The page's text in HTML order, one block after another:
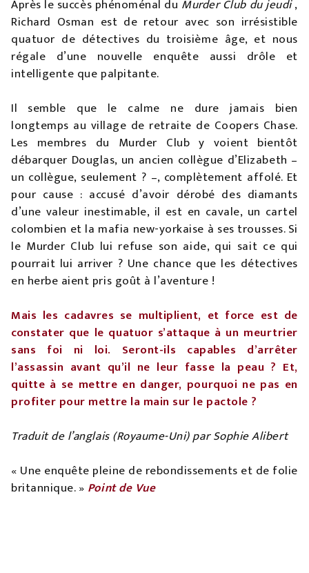
Après le succès phénoménal du Murder Club du jeudi,
Richard Osman est de retour avec son irrésistible
quatuor de détectives du troisième âge, et nous
régale d’une nouvelle enquête aussi drôle et
intelligente que palpitante.
Il semble que le calme ne dure jamais bien
longtemps au village de retraite de Coopers Chase.
Les membres du Murder Club y voient bientôt
débarquer Douglas, un ancien collègue d’Elizabeth –
un collègue, seulement ? –, complètement affolé. Et
pour cause : accusé d’avoir dérobé des diamants
d’une valeur inestimable, il est en cavale, un cartel
colombien et la mafia new-yorkaise à ses trousses. Si
le Murder Club lui refuse son aide, qui sait ce qui
pourrait lui arriver ? Une chance que les détectives
en herbe aient pris goût à l’aventure !
Mais les cadavres se multiplient, et force est de
constater que le quatuor s’attaque à un meurtrier
sans foi ni loi. Seront-ils capables d’arrêter
l’assassin avant qu’il ne leur fasse la peau ? Et,
quitte à se mettre en danger, pourquoi ne pas en
profiter pour mettre la main sur le pactole ?
Traduit de l’anglais (Royaume-Uni) par Sophie Alibert
« Une enquête pleine de rebondissements et de folie
britannique. » Point de Vue